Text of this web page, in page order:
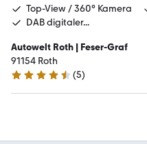
Top-View / 360° Kamera
DAB digitaler...
Autowelt Roth | Feser-Graf
91154 Roth
4.4 Sterne
(5)